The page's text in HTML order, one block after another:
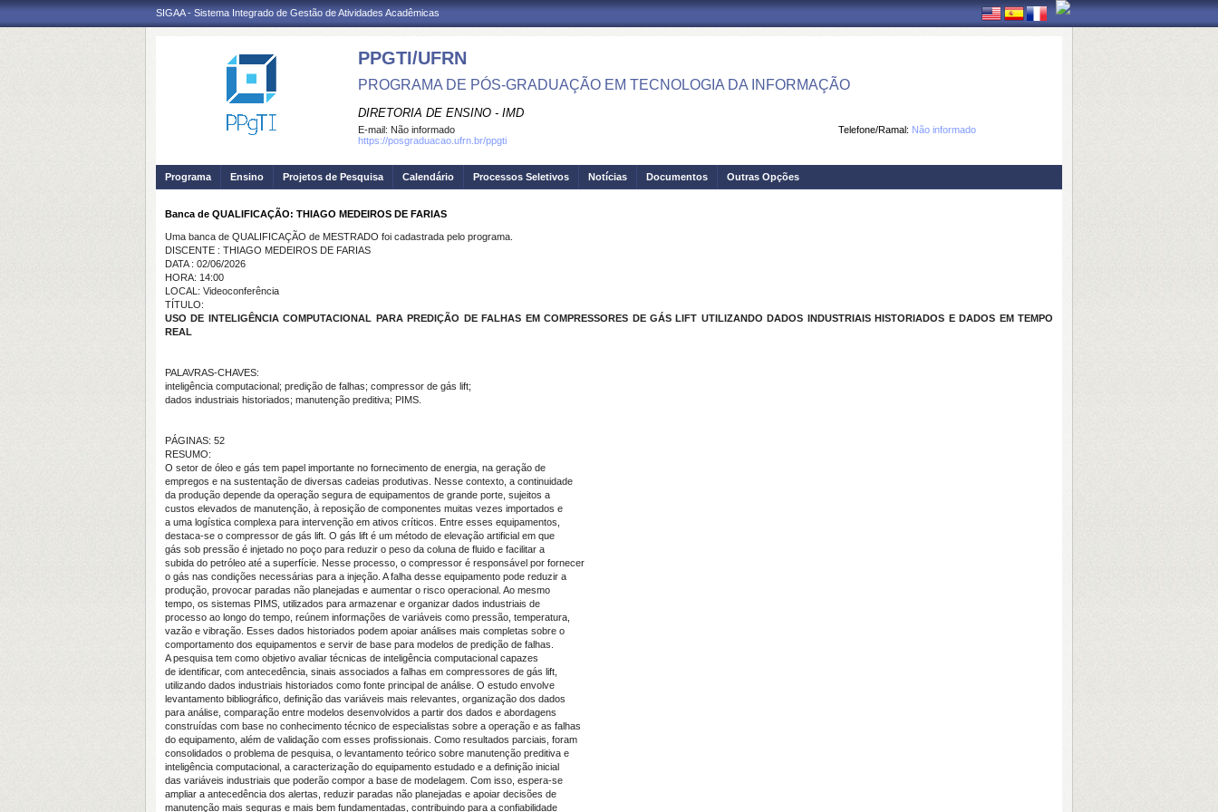
SIGAA - Sistema Integrado de Gestão de Atividades Acadêmicas
PPGTI/UFRN
PROGRAMA DE PÓS-GRADUAÇÃO EM TECNOLOGIA DA INFORMAÇÃO
DIRETORIA DE ENSINO - IMD
Telefone/Ramal: Não informado
E-mail: Não informado
https://posgraduacao.ufrn.br/ppgti
Programa Ensino Projetos de Pesquisa Calendário Processos Seletivos Notícias Documentos Outras Opções
Banca de QUALIFICAÇÃO: THIAGO MEDEIROS DE FARIAS
Uma banca de QUALIFICAÇÃO de MESTRADO foi cadastrada pelo programa.
DISCENTE : THIAGO MEDEIROS DE FARIAS
DATA : 02/06/2026
HORA: 14:00
LOCAL: Videoconferência
TÍTULO:
USO DE INTELIGÊNCIA COMPUTACIONAL PARA PREDIÇÃO DE FALHAS EM COMPRESSORES DE GÁS LIFT UTILIZANDO DADOS INDUSTRIAIS HISTORIADOS E DADOS EM TEMPO
REAL
PALAVRAS-CHAVES:
inteligência computacional; predição de falhas; compressor de gás lift;
dados industriais historiados; manutenção preditiva; PIMS.
PÁGINAS: 52
RESUMO:
O setor de óleo e gás tem papel importante no fornecimento de energia, na geração de
empregos e na sustentação de diversas cadeias produtivas. Nesse contexto, a continuidade
da produção depende da operação segura de equipamentos de grande porte, sujeitos a
custos elevados de manutenção, à reposição de componentes muitas vezes importados e
a uma logística complexa para intervenção em ativos críticos. Entre esses equipamentos,
destaca-se o compressor de gás lift. O gás lift é um método de elevação artificial em que
gás sob pressão é injetado no poço para reduzir o peso da coluna de fluido e facilitar a
subida do petróleo até a superfície. Nesse processo, o compressor é responsável por fornecer
o gás nas condições necessárias para a injeção. A falha desse equipamento pode reduzir a
produção, provocar paradas não planejadas e aumentar o risco operacional. Ao mesmo
tempo, os sistemas PIMS, utilizados para armazenar e organizar dados industriais de
processo ao longo do tempo, reúnem informações de variáveis como pressão, temperatura,
vazão e vibração. Esses dados historiados podem apoiar análises mais completas sobre o
comportamento dos equipamentos e servir de base para modelos de predição de falhas.
A pesquisa tem como objetivo avaliar técnicas de inteligência computacional capazes
de identificar, com antecedência, sinais associados a falhas em compressores de gás lift,
utilizando dados industriais historiados como fonte principal de análise. O estudo envolve
levantamento bibliográfico, definição das variáveis mais relevantes, organização dos dados
para análise, comparação entre modelos desenvolvidos a partir dos dados e abordagens
construídas com base no conhecimento técnico de especialistas sobre a operação e as falhas
do equipamento, além de validação com esses profissionais. Como resultados parciais, foram
consolidados o problema de pesquisa, o levantamento teórico sobre manutenção preditiva e
inteligência computacional, a caracterização do equipamento estudado e a definição inicial
das variáveis industriais que poderão compor a base de modelagem. Com isso, espera-se
ampliar a antecedência dos alertas, reduzir paradas não planejadas e apoiar decisões de
manutenção mais seguras e mais bem fundamentadas, contribuindo para a confiabilidade